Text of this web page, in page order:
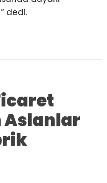
dedi.
Aslanlar